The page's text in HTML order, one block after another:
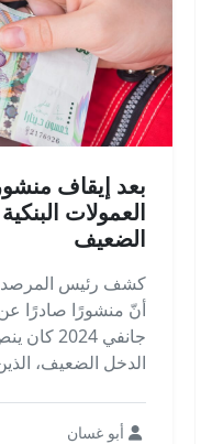
بعد إيقاف
العمولات
الضعيف
كشف رئيس المرصد،
أنّ منشورًا صادرًا
جانفي
الدخل الضعيف،
أبو غسان